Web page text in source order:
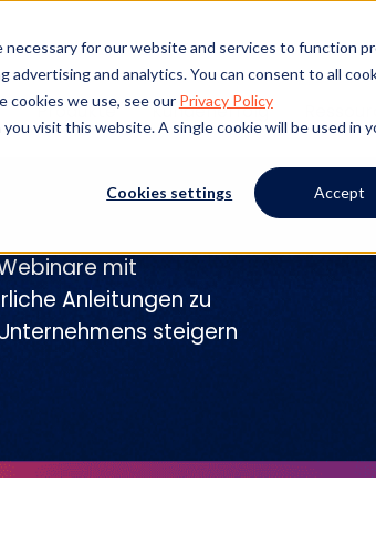
for our website and services to function
and analytics. You can consent to all
cookies we use, see our Privacy Policy
visit this website. A single cookie will be used in
Cookies settings Accept
Produkte Kundenerfolg
mit
Anleitungen zu
steigern